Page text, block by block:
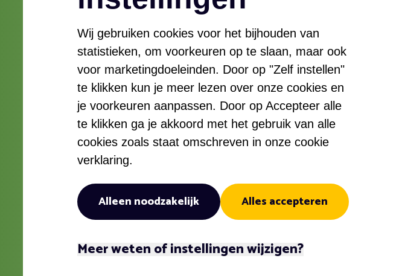
Wij gebruiken cookies voor het bijhouden van
statistieken, om voorkeuren op te slaan, maar ook
voor marketingdoeleinden. Door op "Zelf instellen"
te klikken kun je meer lezen over onze cookies en
je voorkeuren aanpassen. Door op Accepteer alle
te klikken ga je akkoord met het gebruik van alle
cookies zoals staat omschreven in onze cookie
verklaring.
Alles accepteren
Alleen noodzakelijk
Meer weten of instellingen wijzigen?
Projectleider
Opwek &
Energiesystee
m
Detachering
Energietransitie
Utrecht
24 uur - 32 uur